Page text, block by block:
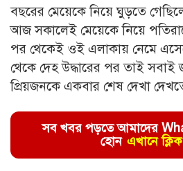
বছরের মেয়েকে নিয়ে ঘুড়তে
আজ সকালেই মেয়েকে নিয়ে
পর থেকেই ওই এলাকায় নেমে
থেকে দেহ উদ্ধারের পর তাই
প্রিয়জনকে একবার শেষ দেখা
সব খবর পড়তে আমাদের
হোন এখানে